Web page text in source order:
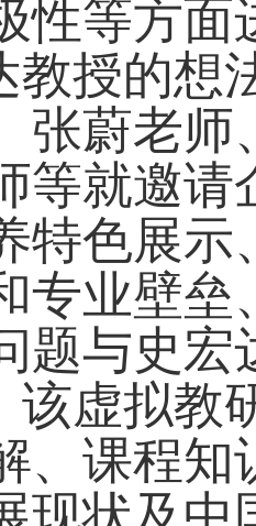
性等方
教授的想
张蔚老师
等就邀请
特色展示
专业壁垒
题与史宏
该虚拟教
、课程知